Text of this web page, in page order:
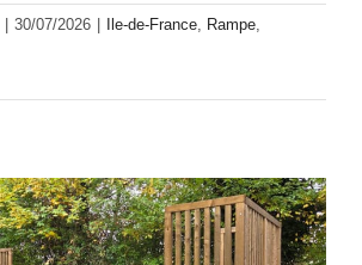
30/07/2026 Ile-de-France Rampe